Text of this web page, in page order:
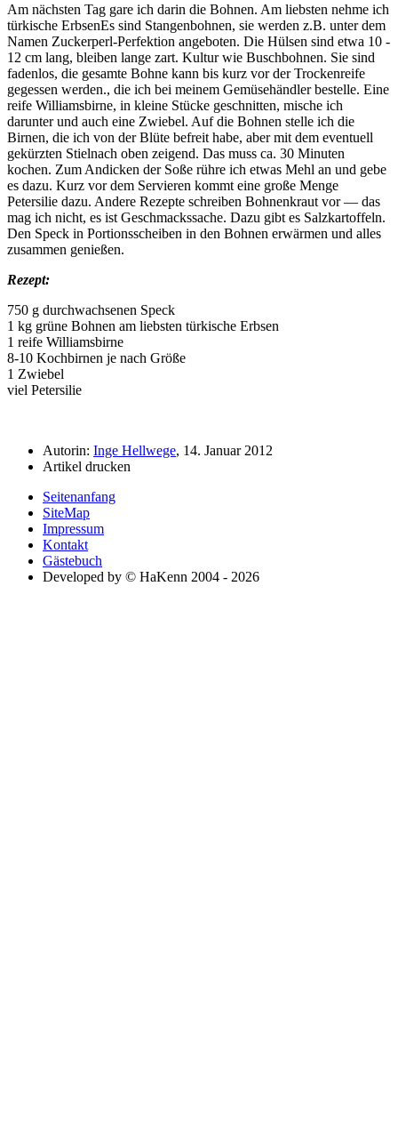
Am nächsten Tag gare ich darin die Bohnen. Am liebsten nehme ich
türkische ErbsenEs sind Stangenbohnen, sie werden z.B. unter dem
Namen Zuckerperl-Perfektion angeboten. Die Hülsen sind etwa 10 -
12 cm lang, bleiben lange zart. Kultur wie Buschbohnen. Sie sind
fadenlos, die gesamte Bohne kann bis kurz vor der Trockenreife
gegessen werden., die ich bei meinem Gemüsehändler bestelle. Eine
reife Williamsbirne, in kleine Stücke geschnitten, mische ich
darunter und auch eine Zwiebel. Auf die Bohnen stelle ich die
Birnen, die ich von der Blüte befreit habe, aber mit dem eventuell
gekürzten Stielnach oben zeigend. Das muss ca. 30 Minuten
kochen. Zum Andicken der Soße rühre ich etwas Mehl an und gebe
es dazu. Kurz vor dem Servieren kommt eine große Menge
Petersilie dazu. Andere Rezepte schreiben Bohnenkraut vor — das
mag ich nicht, es ist Geschmackssache. Dazu gibt es Salzkartoffeln.
Den Speck in Portionsscheiben in den Bohnen erwärmen und alles
zusammen genießen.
Rezept:
750 g durchwachsenen Speck
1 kg grüne Bohnen am liebsten türkische Erbsen
1 reife Williamsbirne
8-10 Kochbirnen je nach Größe
1 Zwiebel
viel Petersilie
Autorin: Inge Hellwege, 14. Januar 2012
Artikel drucken
Seitenanfang
SiteMap
Impressum
Kontakt
Gästebuch
Developed by © HaKenn 2004 - 2026